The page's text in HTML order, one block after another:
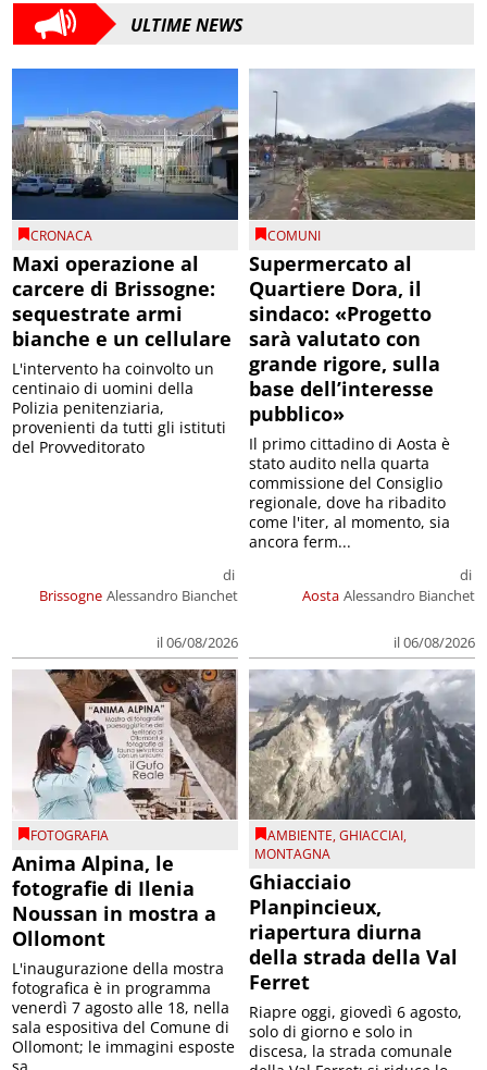
ULTIME NEWS
CRONACA
Maxi operazione al
carcere di Brissogne:
sequestrate armi
bianche e un cellulare
Brissogne
di
Alessandro Bianchet
il 06/08/2026
L'intervento ha coinvolto un
centinaio di uomini della
Polizia penitenziaria,
provenienti da tutti gli istituti
del Provveditorato
COMUNI
Supermercato al
Quartiere Dora, il
sindaco: «Progetto
sarà valutato con
grande rigore, sulla
base dell’interesse
pubblico»
Aosta
di
Alessandro Bianchet
il 06/08/2026
Il primo cittadino di Aosta è
stato audito nella quarta
commissione del Consiglio
regionale, dove ha ribadito
come l'iter, al momento, sia
ancora ferm...
FOTOGRAFIA
Anima Alpina, le
fotografie di Ilenia
Noussan in mostra a
Ollomont
L'inaugurazione della mostra
fotografica è in programma
venerdì 7 agosto alle 18, nella
sala espositiva del Comune di
Ollomont; le immagini esposte
AMBIENTE,GHIACCIAI,
MONTAGNA
Ghiacciaio
Planpincieux,
riapertura diurna
della strada della Val
Ferret
Riapre oggi, giovedì 6 agosto,
solo di giorno e solo in
discesa, la strada comunale